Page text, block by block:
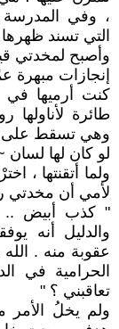
، وفي
التي تسند
وأصبح لمخدتي
إنجازات
كنت أرميها في
طائرة لأناولها
وهي تسقط على
لو كان لها لسان
ولما أتقنتها ،
لأمي أن مخدتي
" كذب أبيض ..
والدليل أنه
عقوبة منه .
الحرامية في
تعاقبني ؟ "
ولم يخلُ الأمر